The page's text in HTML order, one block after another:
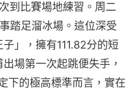
到比賽場地練習。周二
踏足溜冰場。這位深受
」，擁有111.82分的短
場第一次起跳便失手，
下的極高標準而言，實在